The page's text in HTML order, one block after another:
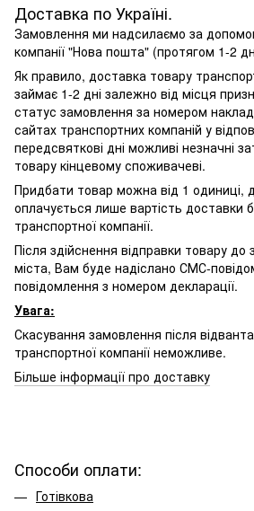
Доставка по Україні.
Замовлення ми надсилаємо за
компанії "Нова пошта" (протягом 1-2
Як правило, доставка товару
займає 1-2 дні залежно від місця
статус замовлення за номером
сайтах транспортних компаній у
передсвяткові дні можливі незначні
товару кінцевому споживачеві.
Придбати товар можна від 1 одиниці,
оплачується лише вартість доставки
транспортної компанії.
Після здійснення відправки товару
міста, Вам буде надіслано СМС-
повідомлення з номером декларації.
Увага:
Скасування замовлення після
транспортної компанії неможливе.
Більше інформації про доставку
Способи оплати:
Готівкова